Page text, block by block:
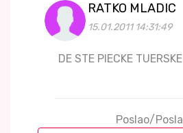
RATKO MLADIC
15.01.2011 14:31:49
DE STE PIECKE TUERSKE
Poslao/